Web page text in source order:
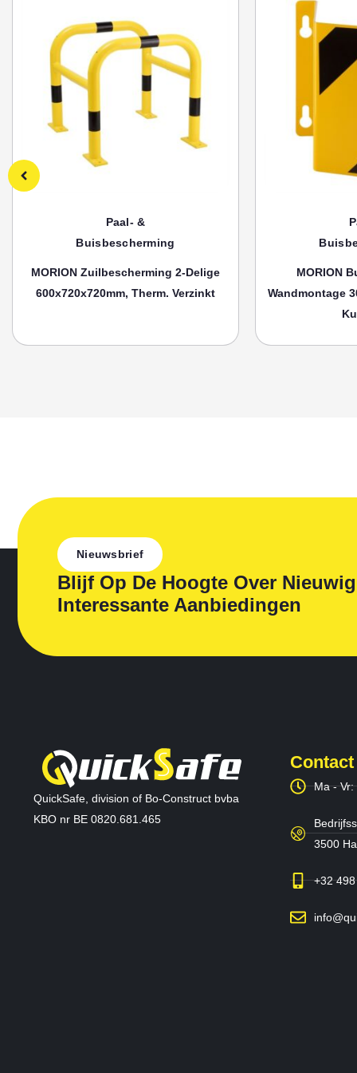
Paal- &
Buisbescherming
MORION Zuilbescherming 2-Delige
600x720x720mm, Therm. Verzinkt
MORION
Wandmontage
Nieuwsbrief
Blijf Op De Hoogte Over
Interessante Aanbiedingen
QuickSafe, division of Bo-Construct bvba
KBO nr BE 0820.681.465
Ma -
3500
+32